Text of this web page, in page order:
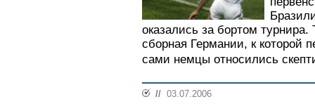
оказались за бортом
сборная Германии, к которой
сами немцы относились
// 03.07.2006